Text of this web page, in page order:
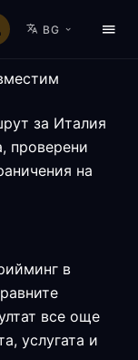
BG
за Италия
проверени
на
в
все още
услугата и